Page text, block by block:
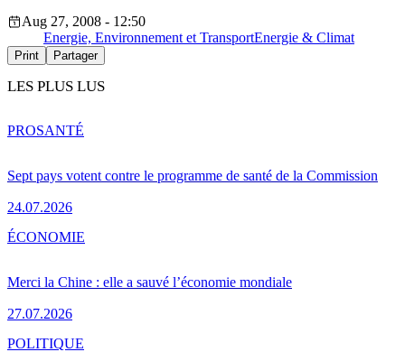
Aug 27, 2008 - 12:50
Energie, Environnement et TransportEnergie & Climat
Print Partager
LES PLUS LUS
Sept pays votent contre le programme de santé de la Commission
24.07.2026
PROSANTÉ
Merci la Chine : elle a sauvé l’économie mondiale
27.07.2026
ÉCONOMIE
POLITIQUE